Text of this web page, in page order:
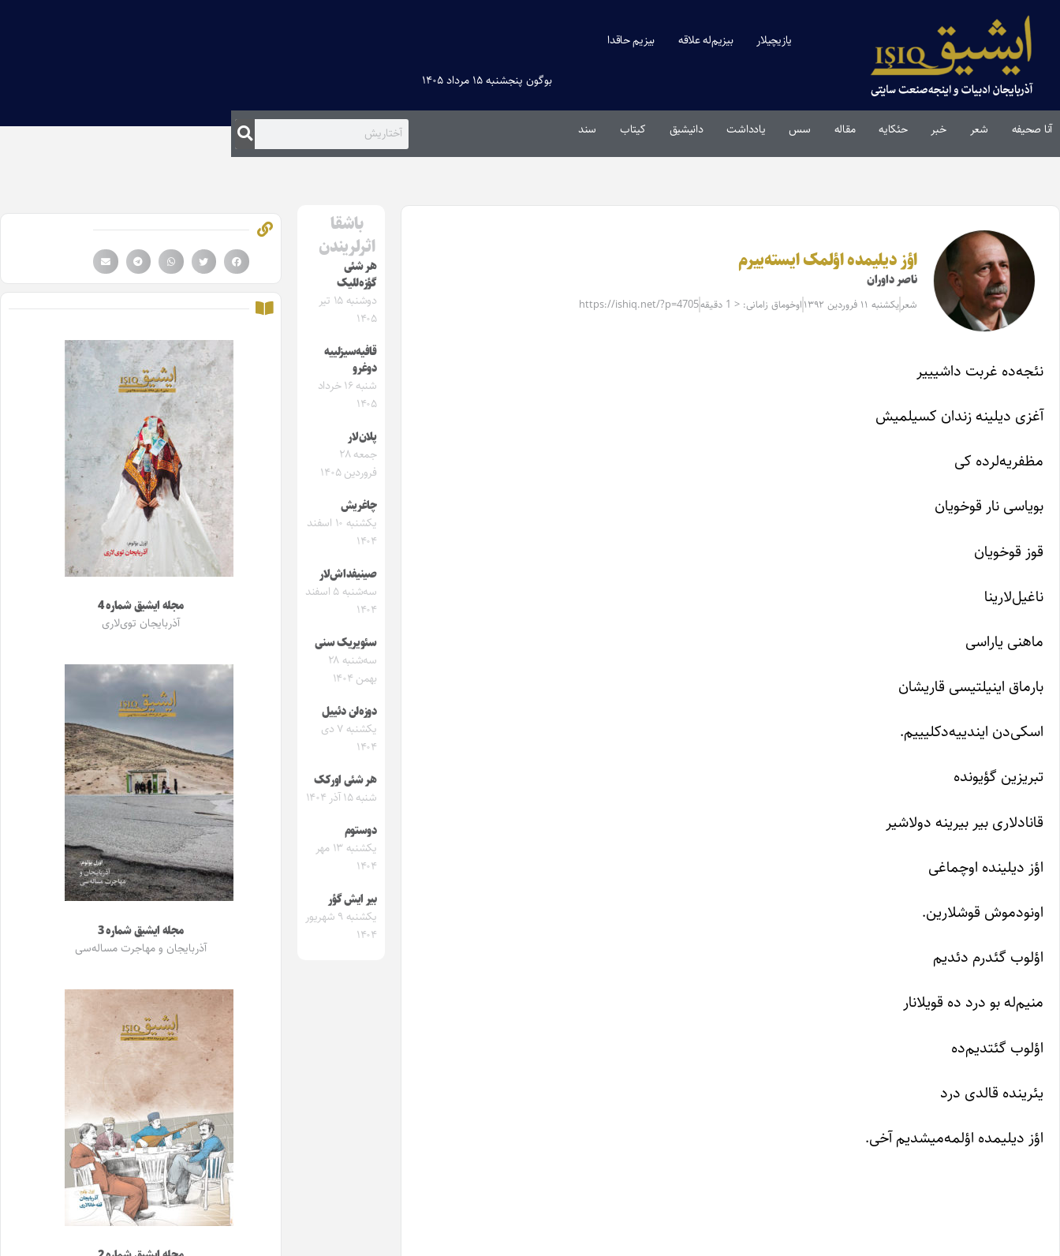
یازیچیلار بیزیم‌له علاقه بیزیم حاقدا
بوگون پنجشنبه ۱۵ مرداد ۱۴۰۵
آنا صحیفه شعر خبر حئکایه مقاله‌ سس یادداشت دانیشیق کیتاب سند
اؤز دیلیمده اؤلمک ایسته‌ییرم
ناصر داوران
شعر یکشنبه ۱۱ فروردین ۱۳۹۲ اوخوماق زامانی: < 1 دقیقه https://ishiq.net/?p=4705
نئجه‌ده غربت داشیییر
آغزی دیلینه زندان کسیلمیش
مظفریه‌لرده کی
بویاسی نار قوخویان
قوز قوخویان
ناغیل‌لارینا
ماهنی یاراسی
بارماق اینیلتیسی قاریشان
اسکی‌دن ایندییه‌دکلیییم.
تبریزین گؤیونده
قانادلاری بیر بیرینه دولاشیر
اؤز دیلینده اوچماغی
اونودموش قوشلارین.
اؤلوب گئدرم دئدیم
منیم‌له بو درد ده قویلانار
اؤلوب گئتدیم‌ده
یئرینده قالدی درد
اؤز دیلیمده اؤلمه‌میشدیم آخی.
باشقا
اثرلریندن
هر شئی
گؤزه‌للیک
دوشنبه ۱۵ تیر
۱۴۰۵
قافیه‌سیزلییه
دوغرو
شنبه ۱۶ خرداد
۱۴۰۵
پلان‌لار
جمعه ۲۸
فروردین ۱۴۰۵
چاغریش
یکشنبه ۱۰ اسفند
۱۴۰۴
صینیفداش‌لار
سه‌شنبه ۵ اسفند
۱۴۰۴
سئویریک سنی
سه‌شنبه ۲۸
بهمن ۱۴۰۴
دوزه‌لن دئییل
یکشنبه ۷ دی
۱۴۰۴
هر شئی اورکک
شنبه ۱۵ آذر ۱۴۰۴
دوستوم
یکشنبه ۱۳ مهر
۱۴۰۴
بیر ایش گؤر
یکشنبه ۹ شهریور
۱۴۰۴
مجله ایشیق شماره 4
آذربایجان توی‌لاری
مجله ایشیق شماره 3
آذربایجان و مهاجرت مساله‌سی